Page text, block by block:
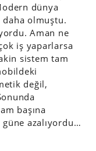
dünya
daha olmuştu.
Aman ne
iş yaparlarsa
sistem tam
değil,
başına
güne azalıyordu…